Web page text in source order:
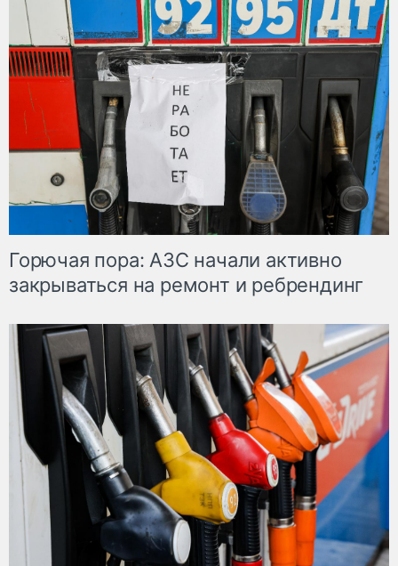
Горючая пора: АЗС начали активно
закрываться на ремонт и ребрендинг